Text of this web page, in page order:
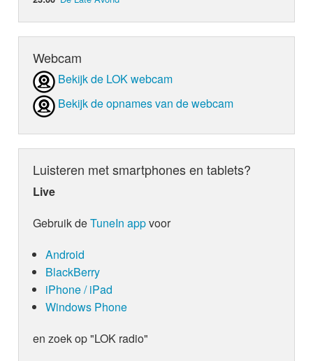
Webcam
Bekijk de LOK webcam
Bekijk de opnames van de webcam
Luisteren met smartphones en tablets?
Live
Gebruik deTuneIn appvoor
Android
BlackBerry
iPhone / iPad
Windows Phone
en zoek op "LOK radio"